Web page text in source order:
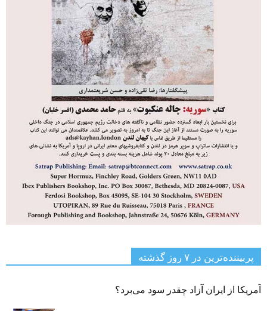
پربیننده‌ترین‌ در ۷ روز گذشته
آمریکا از ایران آزاد چقدر سود می‌برد؟